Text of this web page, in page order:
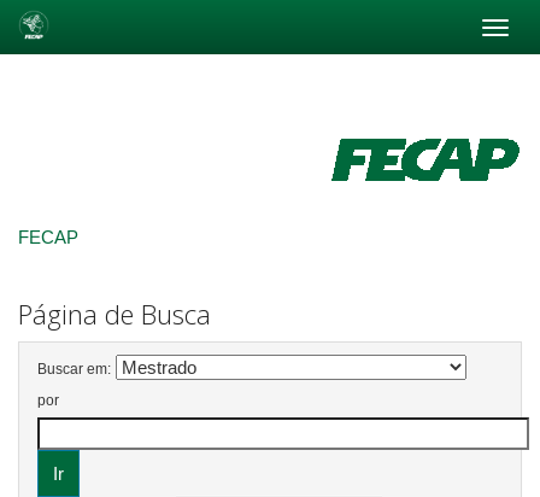
FECAP
Página de Busca
Buscar em:
por